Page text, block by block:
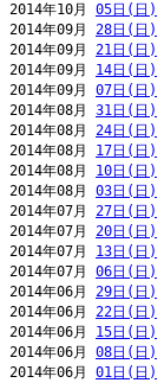
2014年10月 05日(日)
2014年09月 28日(日)
2014年09月 21日(日)
2014年09月 14日(日)
2014年09月 07日(日)
2014年08月 31日(日)
2014年08月 24日(日)
2014年08月 17日(日)
2014年08月 10日(日)
2014年08月 03日(日)
2014年07月 27日(日)
2014年07月 20日(日)
2014年07月 13日(日)
2014年07月 06日(日)
2014年06月 29日(日)
2014年06月 22日(日)
2014年06月 15日(日)
2014年06月 08日(日)
2014年06月 01日(日)